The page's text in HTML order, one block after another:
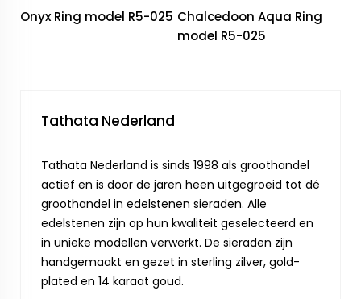
Onyx Ring model R5-025 Chalcedoon Aqua Ring
model R5-025
Tathata Nederland
Tathata Nederland is sinds 1998 als groothandel
actief en is door de jaren heen uitgegroeid tot dé
groothandel in edelstenen sieraden. Alle
edelstenen zijn op hun kwaliteit geselecteerd en
in unieke modellen verwerkt. De sieraden zijn
handgemaakt en gezet in sterling zilver, gold-
plated en 14 karaat goud.